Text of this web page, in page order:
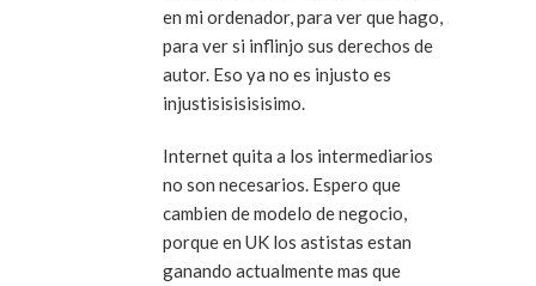
en mi ordenador, para ver que hago,
para ver si inflinjo sus derechos de
autor. Eso ya no es injusto es
injustisisisisisimo.
Internet quita a los intermediarios
no son necesarios. Espero que
cambien de modelo de negocio,
porque en UK los astistas estan
ganando actualmente mas que